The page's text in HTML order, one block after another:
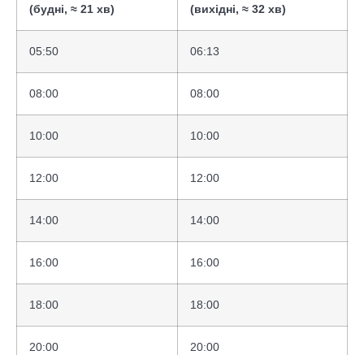
(будні, ≈ 21 хв)
(вихідні, ≈ 32 хв)
05:50 06:13
08:00 08:00
10:00 10:00
12:00 12:00
14:00 14:00
16:00 16:00
18:00 18:00
20:00 20:00